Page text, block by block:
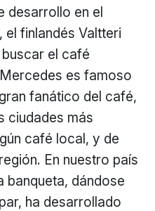
desarrollo en el
el finlandés Valtteri
el café
es famoso
fanático del café,
ciudades más
café local, y de
En nuestro país
banqueta, dándose
ha desarrollado